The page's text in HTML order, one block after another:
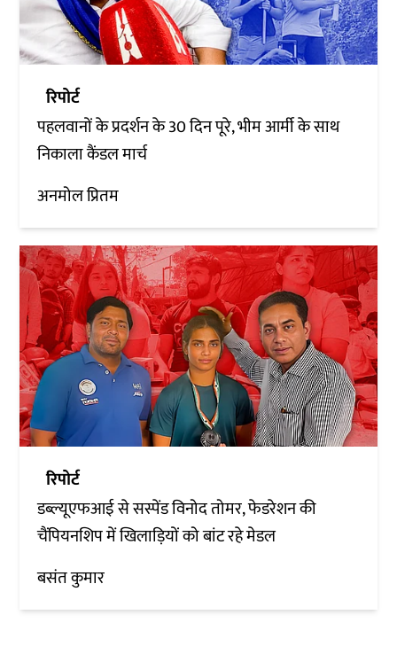
रिपोर्ट
पहलवानों के प्रदर्शन के 30 दिन पूरे, भीम आर्मी के साथ
निकाला कैंडल मार्च
अनमोल प्रितम
रिपोर्ट
डब्ल्यूएफआई से सस्पेंड विनोद तोमर, फेडरेशन की
चैंपियनशिप में खिलाड़ियों को बांट रहे मेडल
बसंत कुमार